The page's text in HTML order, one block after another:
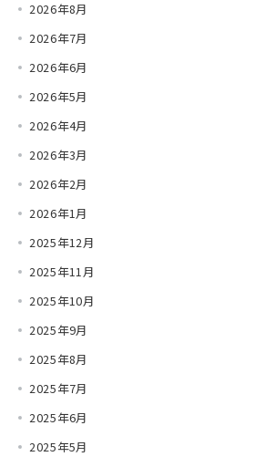
2026年8月
2026年7月
2026年6月
2026年5月
2026年4月
2026年3月
2026年2月
2026年1月
2025年12月
2025年11月
2025年10月
2025年9月
2025年8月
2025年7月
2025年6月
2025年5月